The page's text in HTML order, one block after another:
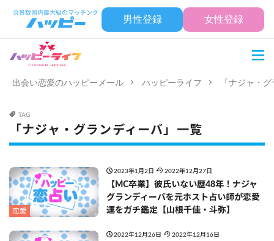
男性登録 女性登録
出会い恋愛のハッピーメール ハッピーライフ 「ナジャ・
TAG
「ナジャ・グランディーバ」一覧
恋愛
2023年1月2日 2022年12月27日
【MC卒業】彼氏いない歴48年！ナジャ
グランディーバを元ホスト占い師が恋愛
運をガチ鑑定【山根千佳・斗弥】
2022年12月26日 2022年12月16日